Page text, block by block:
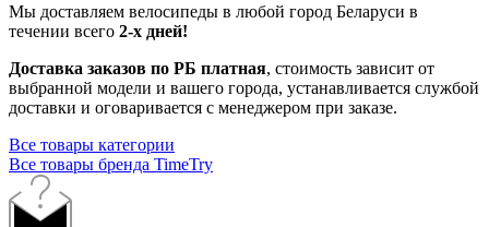
Мы доставляем велосипеды в любой город Беларуси в
течении всего 2-х дней!
Доставка заказов по РБ платная, стоимость зависит от
выбранной модели и вашего города, устанавливается службой
доставки и оговаривается с менеджером при заказе.
Все товары категории
Все товары бренда TimeTry